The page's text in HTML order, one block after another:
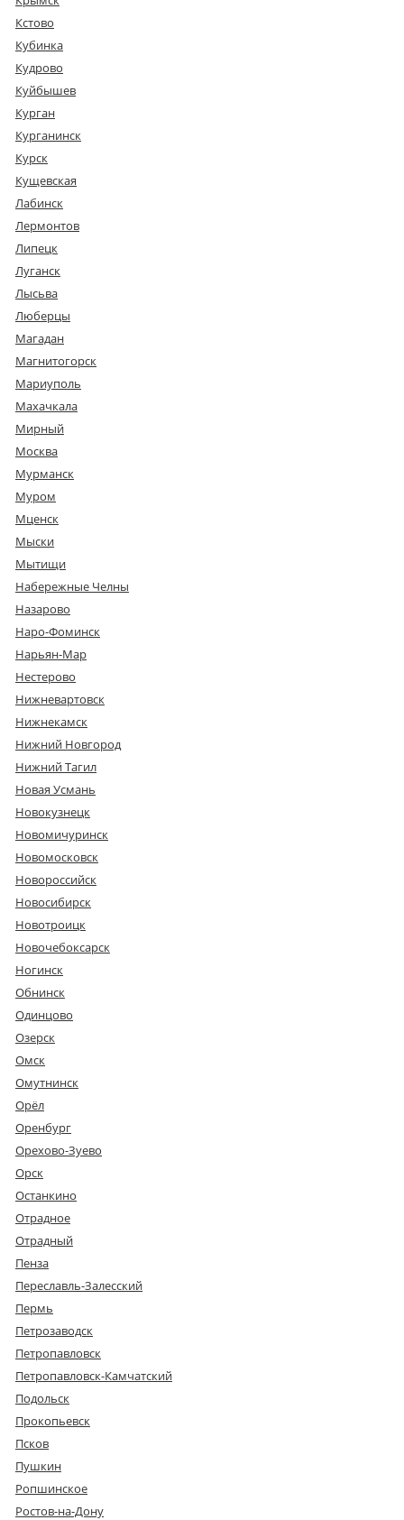
Кстово
Кубинка
Кудрово
Куйбышев
Курган
Курганинск
Курск
Кущевская
Лабинск
Лермонтов
Липецк
Луганск
Лысьва
Люберцы
Магадан
Магнитогорск
Мариуполь
Махачкала
Мирный
Москва
Мурманск
Муром
Мценск
Мыски
Мытищи
Набережные Челны
Назарово
Наро-Фоминск
Нарьян-Мар
Нестерово
Нижневартовск
Нижнекамск
Нижний Новгород
Нижний Тагил
Новая Усмань
Новокузнецк
Новомичуринск
Новомосковск
Новороссийск
Новосибирск
Новотроицк
Новочебоксарск
Ногинск
Обнинск
Одинцово
Озерск
Омск
Омутнинск
Орёл
Оренбург
Орехово-Зуево
Орск
Останкино
Отрадное
Отрадный
Пенза
Переславль-Залесский
Пермь
Петрозаводск
Петропавловск
Петропавловск-Камчатский
Подольск
Прокопьевск
Псков
Пушкин
Ропшинское
Ростов-на-Дону